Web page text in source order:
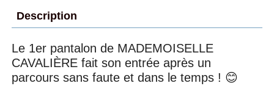
Description
Le 1er pantalon de MADEMOISELLE
CAVALIÈRE fait son entrée après un
parcours sans faute et dans le temps ! 😊